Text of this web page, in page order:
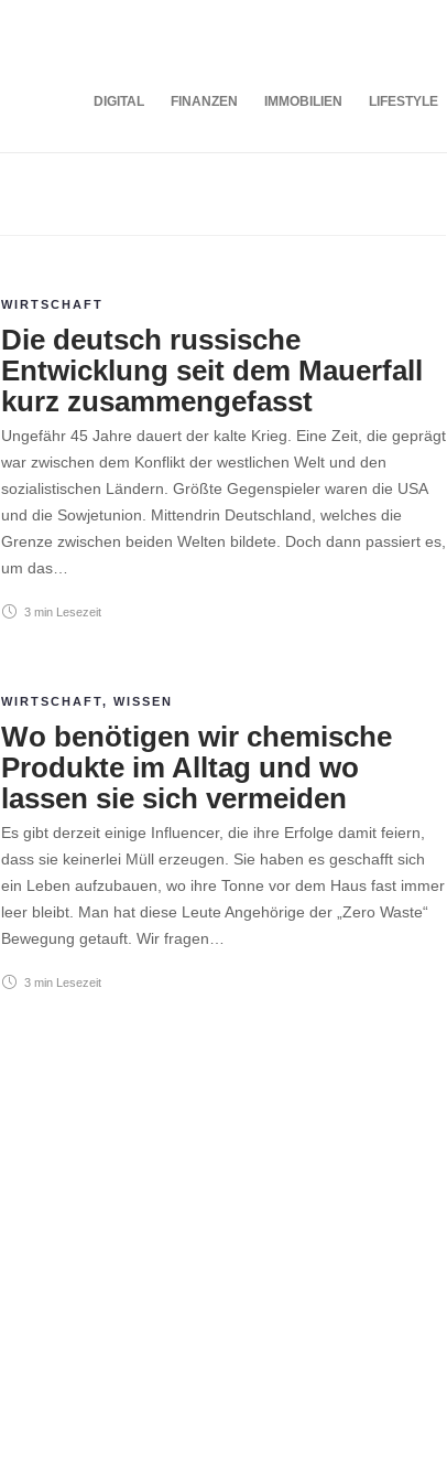
DIGITAL FINANZEN IMMOBILIEN LIFESTYLE
WIRTSCHAFT
Die deutsch russische
Entwicklung seit dem Mauerfall
kurz zusammengefasst
Ungefähr 45 Jahre dauert der kalte Krieg. Eine Zeit, die geprägt
war zwischen dem Konflikt der westlichen Welt und den
sozialistischen Ländern. Größte Gegenspieler waren die USA
und die Sowjetunion. Mittendrin Deutschland, welches die
Grenze zwischen beiden Welten bildete. Doch dann passiert es,
um das…
3 min Lesezeit
WIRTSCHAFT, WISSEN
Wo benötigen wir chemische
Produkte im Alltag und wo
lassen sie sich vermeiden
Es gibt derzeit einige Influencer, die ihre Erfolge damit feiern,
dass sie keinerlei Müll erzeugen. Sie haben es geschafft sich
ein Leben aufzubauen, wo ihre Tonne vor dem Haus fast immer
leer bleibt. Man hat diese Leute Angehörige der „Zero Waste“
Bewegung getauft. Wir fragen…
3 min Lesezeit